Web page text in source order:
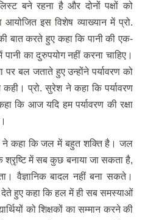
बने रहना है और दोनों पक्षों को
आयोजित इस विशेष व्याख्यान में प्रो.
बात करते हुए कहा कि पानी की एक-
का दुरुपयोग नहीं करना चाहिए।
बल जताते हुए उन्होंने पर्यावरण को
कही। प्रो. सुरेश ने कहा कि पर्यावरण
कि आज यदि हम पर्यावरण की रक्षा
ने कहा कि जल में बहुत शक्ति है। जल
श्रृष्टि में सब कुछ बनाया जा सकता है,
वैज्ञानिक बादल नहीं बना सकते।
हुए कहा कि हल में ही सब समस्याओं
को शिक्षकों का सम्मान करने की